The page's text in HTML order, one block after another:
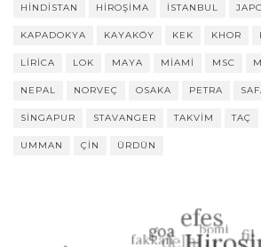
HINDISTAN HIROŞIMA ISTANBUL
KAPADOKYA KAYAKÖY KEK KHOR
LIRICA LOK MAYA MIAMI MSC
NEPAL NORVEÇ OSAKA PETRA
SINGAPUR STAVANGER TAKVIM TAÇ
UMMAN ÇIN ÜRDÜN